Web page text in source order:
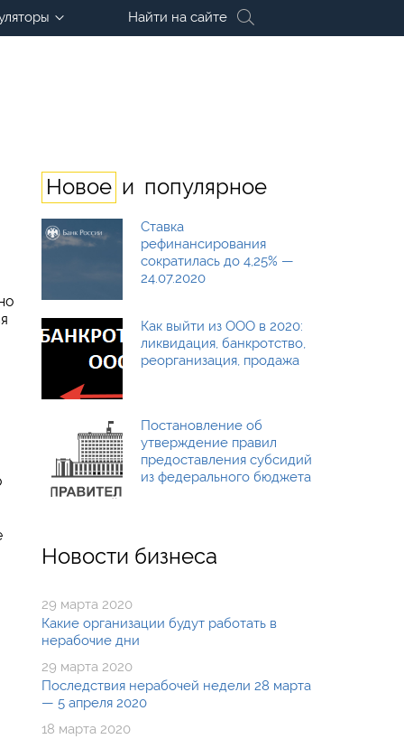
Найти на сайте
Новое и популярное
Ставка
рефинансирования
сократилась до 4,25% —
24.07.2020
Как выйти из ООО в 2020:
ликвидация, банкротство,
реорганизация, продажа
Постановление об
утверждение правил
предоставления субсидий
из федерального бюджета
Новости бизнеса
29 марта 2020
Какие организации будут работать в
нерабочие дни
29 марта 2020
Последствия нерабочей недели 28 марта
— 5 апреля 2020
18 марта 2020